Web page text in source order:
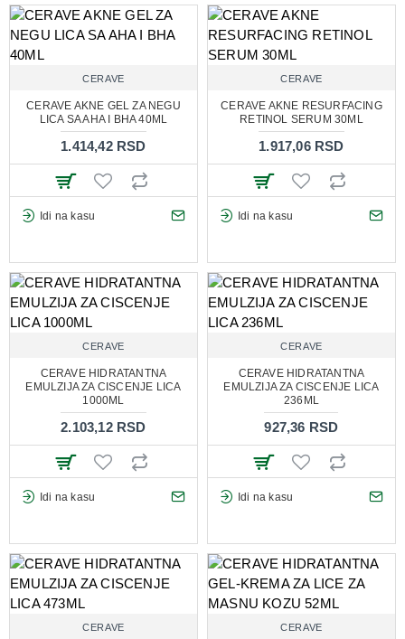
CERAVE
CERAVE AKNE GEL ZA NEGU
LICA SA AHA I BHA 40ML
1.414,42 RSD
Idi na kasu
CERAVE
CERAVE AKNE RESURFACING
RETINOL SERUM 30ML
1.917,06 RSD
Idi na kasu
CERAVE
CERAVE HIDRATANTNA
EMULZIJA ZA CISCENJE LICA
1000ML
2.103,12 RSD
Idi na kasu
CERAVE
CERAVE HIDRATANTNA
EMULZIJA ZA CISCENJE LICA
236ML
927,36 RSD
Idi na kasu
CERAVE CERAVE